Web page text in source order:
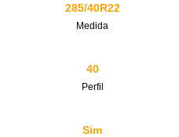
285/40R22
Medida
40
Perfil
Sim